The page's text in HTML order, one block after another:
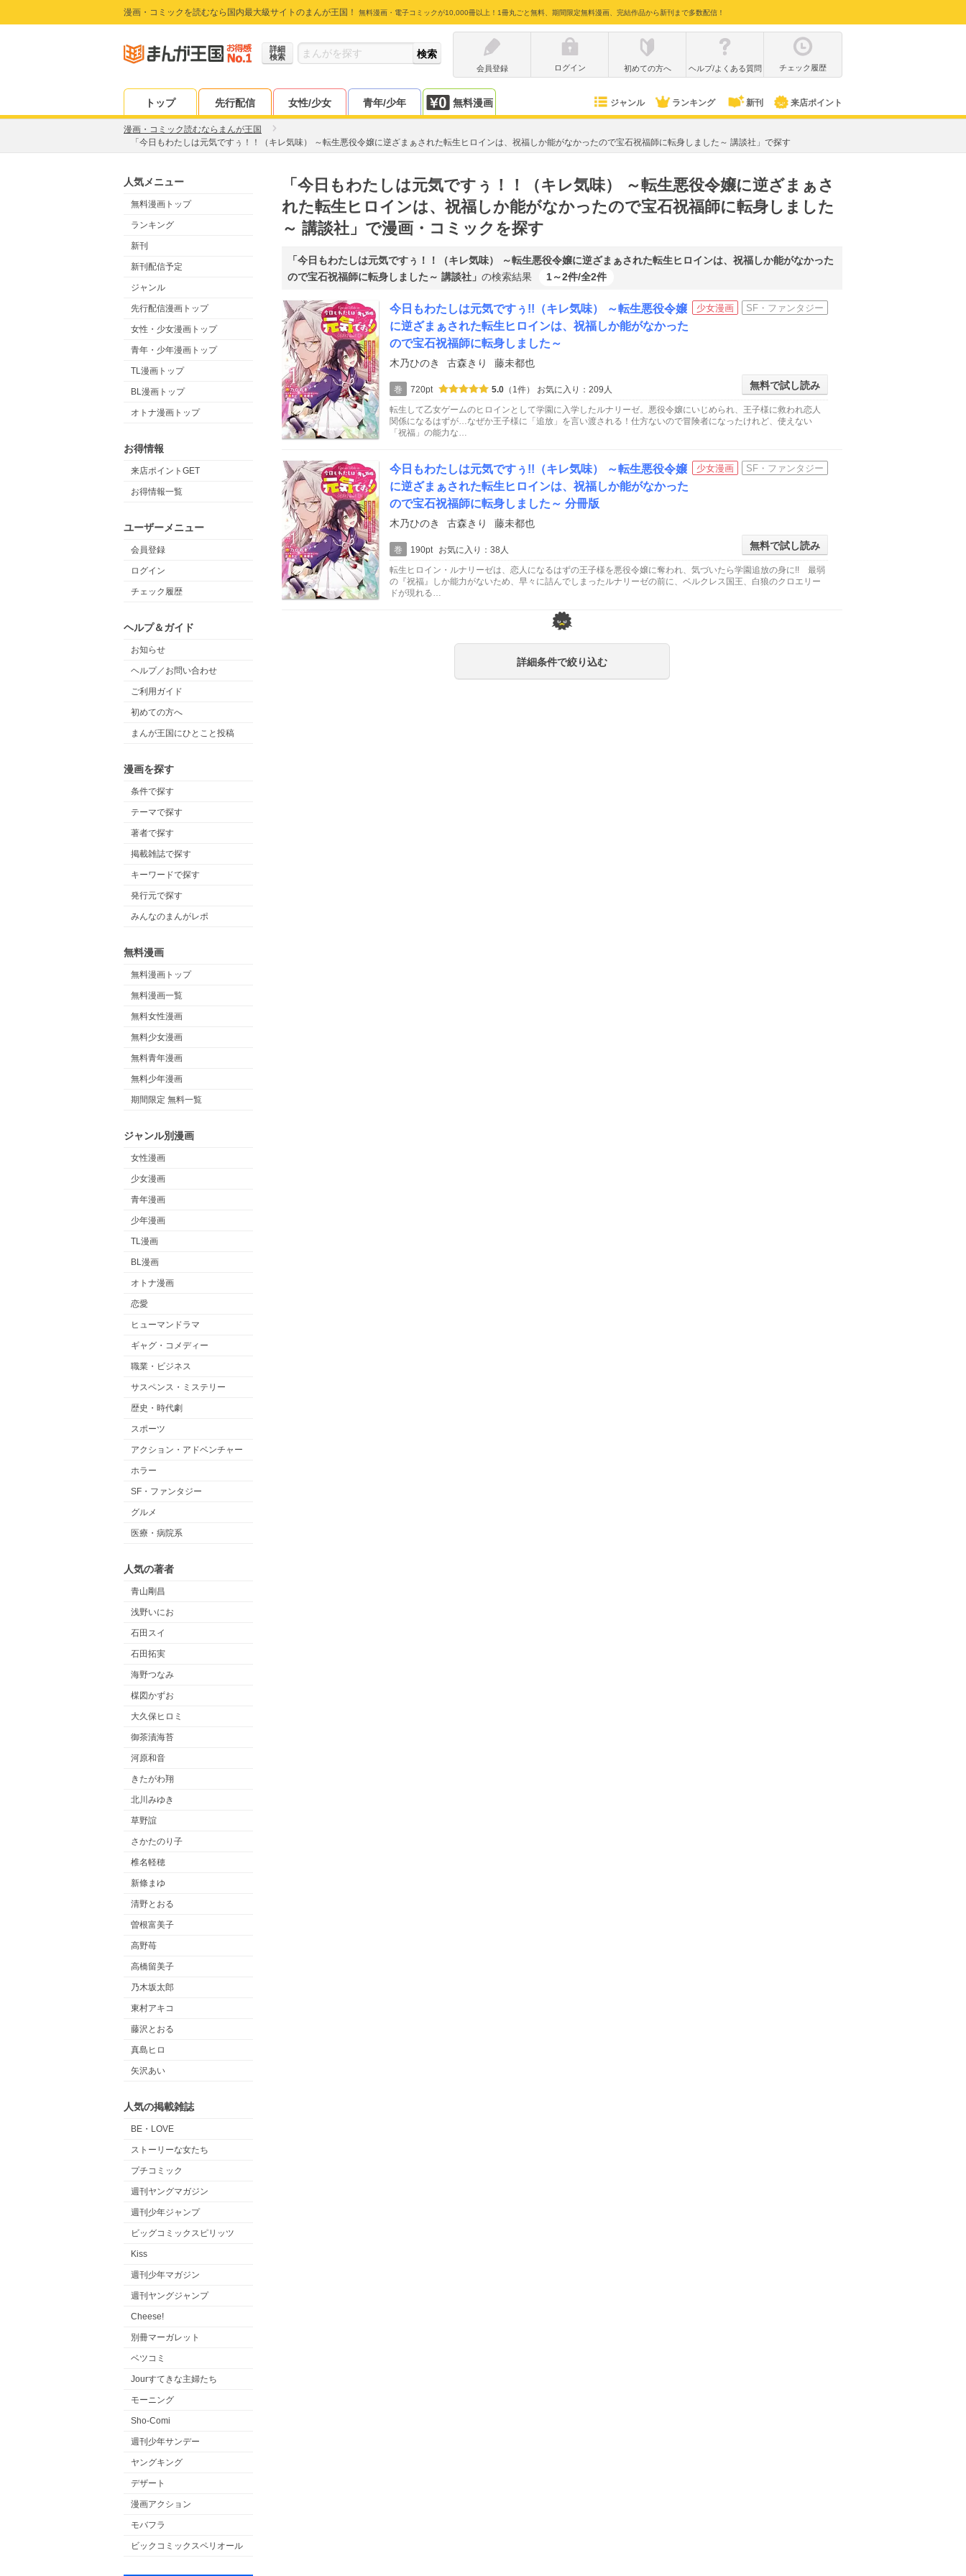
漫画・コミックを読むなら国内最大級サイトのまんが王国！ 無料漫画・電子コミックが10,000冊以上！1冊丸ごと無料、期間限定無料漫画、完結作品から新刊まで多数配信！
詳細
検索
会員登録
ログイン 初めての方へ ヘルプ/よくある質問 チェック履歴
トップ 先行配信 女性/少女 青年/少年 無料漫画 ジャンル ランキング 新刊 来店ポイント
漫画・コミック読むならまんが王国
「今日もわたしは元気ですぅ！！（キレ気味） ～転生悪役令嬢に逆ざまぁされた転生ヒロインは、祝福しか能がなかったので宝石祝福師に転身しました～ 講談社」で探す
人気メニュー
無料漫画トップ
ランキング
新刊
新刊配信予定
ジャンル
先行配信漫画トップ
女性・少女漫画トップ
青年・少年漫画トップ
TL漫画トップ
BL漫画トップ
オトナ漫画トップ
お得情報
来店ポイントGET
お得情報一覧
ユーザーメニュー
会員登録
ログイン
チェック履歴
ヘルプ＆ガイド
お知らせ
ヘルプ／お問い合わせ
ご利用ガイド
初めての方へ
まんが王国にひとこと投稿
漫画を探す
条件で探す
テーマで探す
著者で探す
掲載雑誌で探す
キーワードで探す
発行元で探す
みんなのまんがレポ
無料漫画
無料漫画トップ
無料漫画一覧
無料女性漫画
無料少女漫画
無料青年漫画
無料少年漫画
期間限定 無料一覧
ジャンル別漫画
女性漫画
少女漫画
青年漫画
少年漫画
TL漫画
BL漫画
オトナ漫画
恋愛
ヒューマンドラマ
ギャグ・コメディー
職業・ビジネス
サスペンス・ミステリー
歴史・時代劇
スポーツ
アクション・アドベンチャー
ホラー
SF・ファンタジー
グルメ
医療・病院系
人気の著者
青山剛昌
浅野いにお
石田スイ
石田拓実
海野つなみ
楳図かずお
大久保ヒロミ
御茶漬海苔
河原和音
きたがわ翔
北川みゆき
草野誼
さかたのり子
椎名軽穂
新條まゆ
清野とおる
曽根富美子
高野苺
高橋留美子
乃木坂太郎
東村アキコ
藤沢とおる
真島ヒロ
矢沢あい
人気の掲載雑誌
BE・LOVE
ストーリーな女たち
プチコミック
週刊ヤングマガジン
週刊少年ジャンプ
ビッグコミックスピリッツ
Kiss
週刊少年マガジン
週刊ヤングジャンプ
Cheese!
別冊マーガレット
ベツコミ
Jourすてきな主婦たち
モーニング
Sho-Comi
週刊少年サンデー
ヤングキング
デザート
漫画アクション
モバフラ
ビックコミックスペリオール
「今日もわたしは元気ですぅ！！（キレ気味） ～転生悪役令嬢に逆ざまぁさ
れた転生ヒロインは、祝福しか能がなかったので宝石祝福師に転身しました
～ 講談社」で漫画・コミックを探す
「今日もわたしは元気ですぅ！！（キレ気味） ～転生悪役令嬢に逆ざまぁされた転生ヒロインは、祝福しか能がなかった
ので宝石祝福師に転身しました～ 講談社」 の検索結果 1～2件/全2件
少女漫画 SF・ファンタジー
今日もわたしは元気ですぅ!!（キレ気味） ～転生悪役令嬢
に逆ざまぁされた転生ヒロインは、祝福しか能がなかった
ので宝石祝福師に転身しました～
木乃ひのき 古森きり
藤未都也
無料で試し読み
巻 720pt 5.0 （1件）
お気に入り：209人
転生して乙女ゲームのヒロインとして学園に入学したルナリーゼ。悪役令嬢にいじめられ、王子様に救われ恋人
関係になるはずが…なぜか王子様に「追放」を言い渡される！仕方ないので冒険者になったけれど、使えない
「祝福」の能力な…
少女漫画 SF・ファンタジー
今日もわたしは元気ですぅ!!（キレ気味） ～転生悪役令嬢
に逆ざまぁされた転生ヒロインは、祝福しか能がなかった
ので宝石祝福師に転身しました～ 分冊版
木乃ひのき 古森きり
藤未都也
無料で試し読み
巻 190pt
お気に入り：38人
転生ヒロイン・ルナリーゼは、恋人になるはずの王子様を悪役令嬢に奪われ、気づいたら学園追放の身に!! 最弱
の『祝福』しか能力がないため、早々に詰んでしまったルナリーゼの前に、ベルクレス国王、白狼のクロエリー
ドが現れる…
詳細条件で絞り込む